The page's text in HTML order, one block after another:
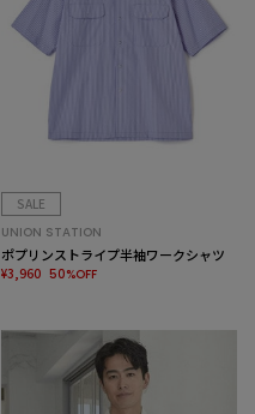
SALE
UNION STATION
ポプリンストライプ半袖ワークシャツ
¥3,960 50%OFF